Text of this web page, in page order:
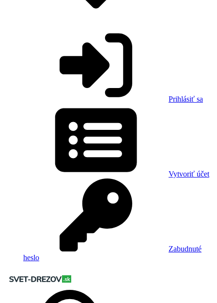
Prihlásiť sa
Vytvoriť účet
Zabudnuté
heslo